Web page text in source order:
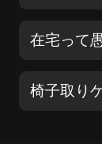
在宅って
椅子取り